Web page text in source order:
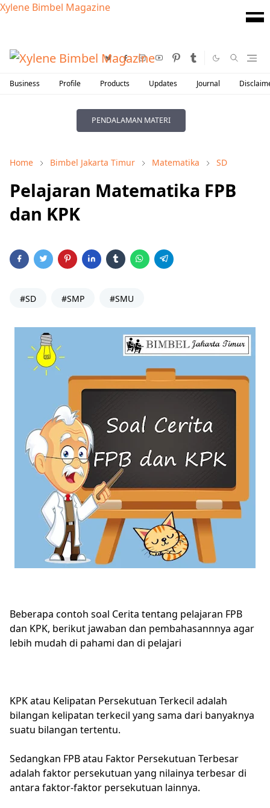
Xylene Bimbel Magazine
Business Profile Products Updates Journal
PENDALAMAN MATERI
Home Bimbel Jakarta Timur Matematika SD
Pelajaran Matematika FPB
dan KPK
#SD #SMP #SMU
Beberapa contoh soal Cerita tentang pelajaran FPB
dan KPK, berikut jawaban dan pembahasannnya agar
lebih mudah di pahami dan di pelajari
KPK atau Kelipatan Persekutuan Terkecil adalah
bilangan kelipatan terkecil yang sama dari banyaknya
suatu bilangan tertentu.
Sedangkan FPB atau Faktor Persekutuan Terbesar
adalah faktor persekutuan yang nilainya terbesar di
antara faktor-faktor persekutuan lainnya.